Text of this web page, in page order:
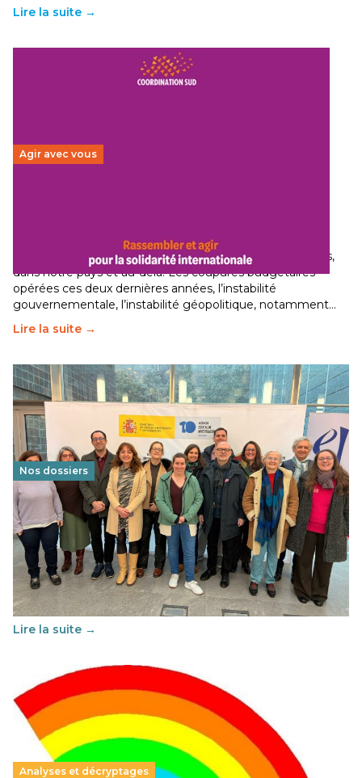
Lire la suite →
Agir avec vous
Le secteur humanitaire connaît des difficultés profondes,
dans notre pays et au-delà. Les coupures budgétaires
opérées ces deux dernières années, l’instabilité
gouvernementale, l’instabilité géopolitique, notamment…
Lire la suite →
Nos dossiers
Éducation au vivre-ensemble : un échange croisé
franco-espagnol pour changer d’approche
29 juin 2026-National
Cette année, l'UNSA Éducation a mené un projet Erasmus
soutenu par l'union Européenne et centré sur l'éducation
au vivre-ensemble : quelles différences entre la France…
Lire la suite →
Analyses et décryptages